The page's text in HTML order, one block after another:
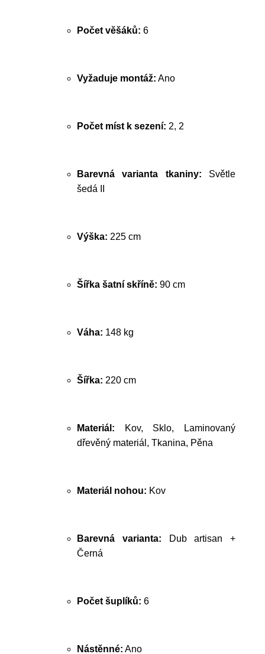
Počet věšáků: 6
Vyžaduje montáž: Ano
Počet míst k sezení: 2, 2
Barevná varianta tkaniny: Světle
šedá II
Výška: 225 cm
Šířka šatní skříně: 90 cm
Váha: 148 kg
Šířka: 220 cm
Materiál: Kov, Sklo, Laminovaný
dřevěný materiál, Tkanina, Pěna
Materiál nohou: Kov
Barevná varianta: Dub artisan +
Černá
Počet šuplíků: 6
Nástěnné: Ano